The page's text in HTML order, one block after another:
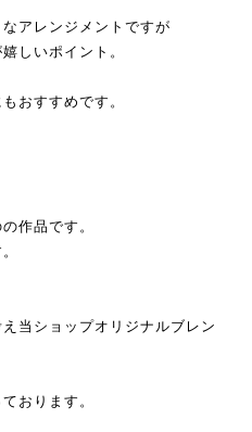
アレンジメントですが
しいポイント。
おすすめです。
作品です。
当ショップオリジナルブレン
おります。